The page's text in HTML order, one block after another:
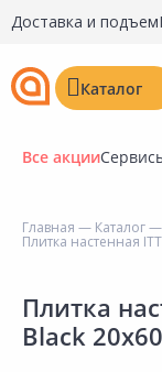
Доставка и подъем
Каталог
Все акции
Главная — Каталог—
Плитка настенная
Плитка
Black